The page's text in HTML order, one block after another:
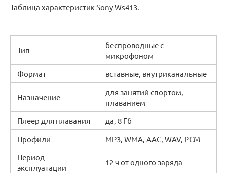
Таблица характеристик Sony Ws413.
Тип
беспроводные с
микрофоном
Формат
вставные, внутриканальные
Назначение
для занятий спортом,
плаванием
Плеер для плавания
да, 8 Гб
Профили
MP3, WMA, AAC, WAV, PCM
Период
эксплуатации
12 ч от одного заряда